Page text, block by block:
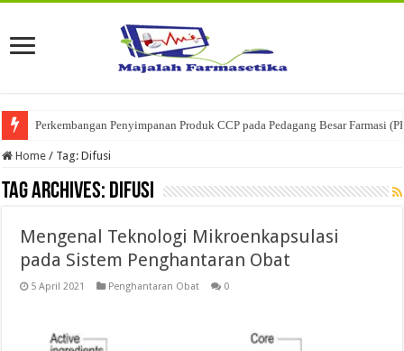
Perkembangan Penyimpanan Produk CCP pada Pedagang Besar Farmasi
Home / Tag:Difusi
Tag Archives: Difusi
Mengenal Teknologi Mikroenkapsulasi
pada Sistem Penghantaran Obat
5 April 2021 Penghantaran Obat 0